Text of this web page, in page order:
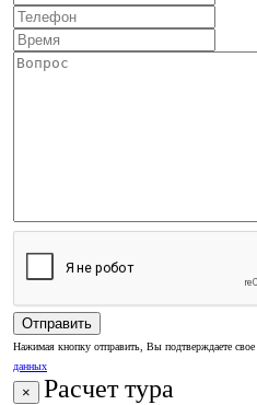
Нажимая кнопку отправить, Вы подтверждаете свое
данных
× Расчет тура